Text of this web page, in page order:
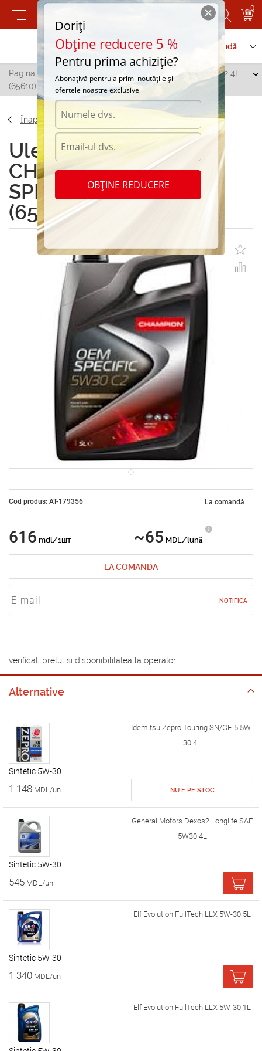
0
Contactați-ne Serviciu de comandă
Pagina principală
CHAMPION OEM SPECIFIC 5W30 C2 4L
(65610)
Înapoi
Uleiuri de motor
CHAMPION OEM
SPECIFIC 5W30 C2 4L
(65610)
Cod produs: AT-179356 La comandă
616 mdl/1шт ~65 MDL/lună
LA COMANDA
NOTIFICA
verificati pretul si disponibilitatea la operator
Alternative
Idemitsu Zepro Touring SN/GF-5 5W-
30 4L
Sintetic 5W-30
1 148 MDL/un NU E PE STOC
General Motors Dexos2 Longlife SAE
5W30 4L
Sintetic 5W-30
545 MDL/un
Elf Evolution FullTech LLX 5W-30 5L
Sintetic 5W-30
1 340 MDL/un
Elf Evolution FullTech LLX 5W-30 1L
Doriți
Obține reducere 5 %
Pentru prima achiziție?
Abonațivă pentru a primi noutățile și
ofertele noastre exclusive
OBȚINE REDUCERE